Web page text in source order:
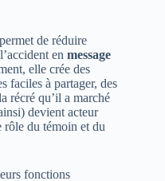
de réduire
en message
elle crée des
faciles à partager, des
récré qu’il a marché
devient acteur
rôle du témoin et du
fonctions